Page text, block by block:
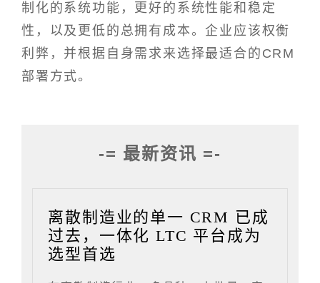
制化的系统功能，更好的系统性能和稳定
性，以及更低的总拥有成本。企业应该权衡
利弊，并根据自身需求来选择最适合的CRM
部署方式。
-= 最新资讯 =-
离散制造业的单一 CRM 已成
过去，一体化 LTC 平台成为
选型首选